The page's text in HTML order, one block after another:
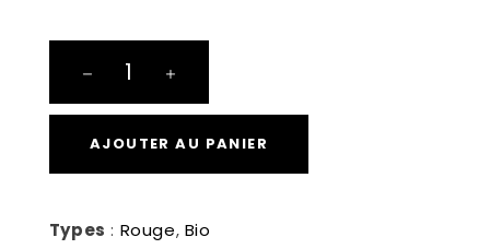
Syrah
quantité
AJOUTER AU PANIER
Types : Rouge, Bio